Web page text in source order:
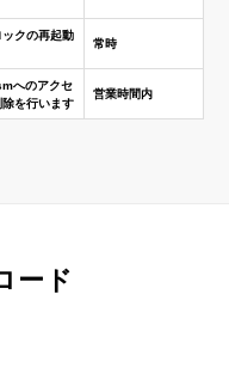
クの再起動
常時
へのアクセ
を行います
営業時間内
ード